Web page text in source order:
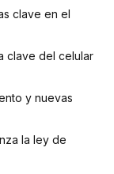
clave en el
clave del celular
y nuevas
la ley de